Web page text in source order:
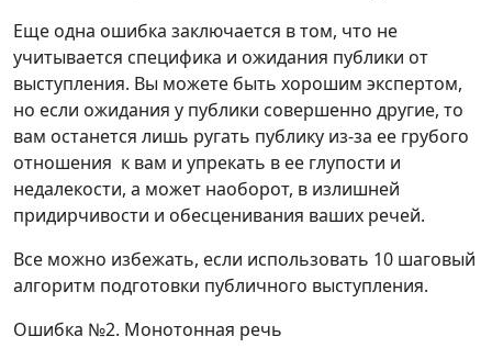
Еще одна ошибка заключается в том, что не
учитывается специфика и ожидания публики от
выступления. Вы можете быть хорошим экспертом,
но если ожидания у публики совершенно другие, то
вам останется лишь ругать публику из-за ее грубого
отношения к вам и упрекать в ее глупости и
недалекости, а может наоборот, в излишней
придирчивости и обесценивания ваших речей.
Все можно избежать, если использовать 10 шаговый
алгоритм подготовки публичного выступления.
Ошибка №2. Монотонная речь